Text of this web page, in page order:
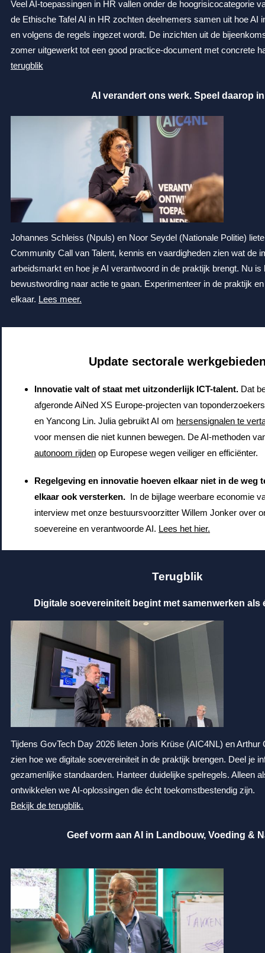
Veel AI-toepassingen in HR vallen onder de hoogrisicocategorie
de Ethische Tafel AI in HR zochten deelnemers samen uit hoe AI
en volgens de regels ingezet wordt. De inzichten uit de
zomer uitgewerkt tot een good practice-document met concrete
terugblik
AI verandert ons werk. Speel daarop in
Johannes Schleiss (Npuls) en Noor Seydel (Nationale Politie)
Community Call van Talent, kennis en vaardigheden zien wat de
arbeidsmarkt en hoe je AI verantwoord in de praktijk brengt. Nu is
bewustwording naar actie te gaan. Experimenteer in de praktijk
elkaar. Lees meer.
Update sectorale
Innovatie valt of staat met uitzonderlijk ICT-talent. Dat
afgeronde AiNed XS Europe-projecten van
en Yancong Lin. Julia gebruikt AI om hersensignalen te
voor mensen die niet kunnen bewegen. De AI-methoden
autonoom rijden op Europese wegen veiliger en efficiënter.
Regelgeving en innovatie hoeven elkaar niet in de weg
elkaar ook versterken.
In de bijlage weerbare economie
interview met onze bestuursvoorzitter Willem Jonker over
soevereine en verantwoorde AI. Lees het hier.
Terugblik
Digitale soevereiniteit begint met samenwerken als
Tijdens GovTech Day 2026 lieten Joris Krüse (AIC4NL) en Arthur
zien hoe we digitale soevereiniteit in de praktijk brengen. Deel je
gezamenlijke standaarden. Hanteer duidelijke spelregels. Alleen
ontwikkelen we AI-oplossingen die écht toekomstbestendig zijn.
Bekijk de terugblik.
Geef vorm aan AI in Landbouw, Voeding &